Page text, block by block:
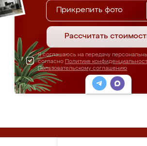
Прикрепить фото
Рассчитать
Я соглашаюсь на передачу
согласно Политике
Пользовательскому соглашению